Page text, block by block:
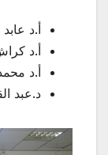
أ.د
أ.د
أ.د
د.عبد